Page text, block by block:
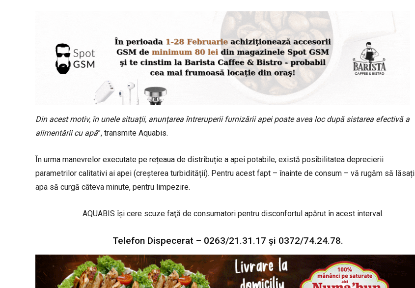
Din acest motiv, în unele situații, anunțarea întreruperii furnizării apei poate avea loc după sistarea efectivă a
alimentării cu apă”, transmite Aquabis.
În urma manevrelor executate pe rețeaua de distribuție a apei potabile, există posibilitatea deprecierii
parametrilor calitativi ai apei (creșterea turbidității). Pentru acest fapt – înainte de consum – vă rugăm să lăsați
apa să curgă câteva minute, pentru limpezire.
AQUABIS îşi cere scuze faţă de consumatori pentru disconfortul apărut în acest interval.
Telefon Dispecerat – 0263/21.31.17 şi 0372/74.24.78.